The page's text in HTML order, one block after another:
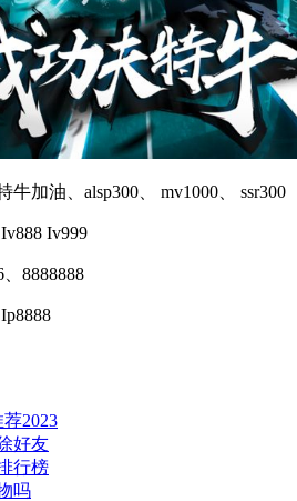
油、alsp300、 mv1000、 ssr300
Iv999
8888888
2023
好友
行榜
吗